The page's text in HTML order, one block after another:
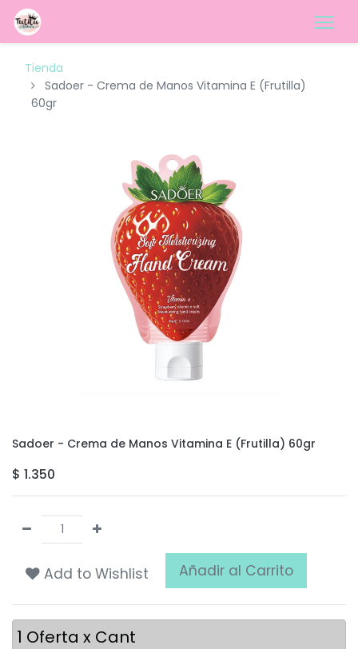
Tienda
Sadoer - Crema de Manos Vitamina E (Frutilla)
60gr
Sadoer - Crema de Manos Vitamina E (Frutilla) 60gr
$ 1.350
Add to Wishlist Añadir al Carrito
1 Oferta x Cant